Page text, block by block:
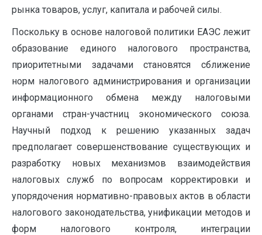
рынка товаров, услуг, капитала и рабочей силы.
Поскольку в основе налоговой политики ЕАЭС лежит
образование единого налогового пространства,
приоритетными задачами становятся сближение
норм налогового администрирования и организации
информационного обмена между налоговыми
органами стран-участниц экономического союза.
Научный подход к решению указанных задач
предполагает совершенствование существующих и
разработку новых механизмов взаимодействия
налоговых служб по вопросам корректировки и
упорядочения нормативно-правовых актов в области
налогового законодательства, унификации методов и
форм налогового контроля, интеграции